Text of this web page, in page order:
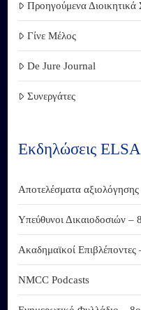
Προηγούμενα Διοικητικά
Γίνε Μέλος
De Jure Journal
Συνεργάτες
Εκδηλώσεις
Αποτελέσματα
Υπεύθυνοι Δικαιοδοσιών
Ακαδημαϊκοί
NMCC Podcasts